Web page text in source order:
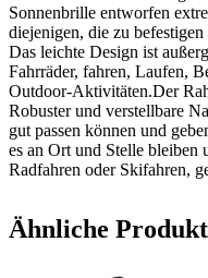
Sonnenbrille entworfen
diejenigen, die zu
Das leichte Design ist
Fahrräder, fahren, Laufen,
Outdoor-Aktivitäten.Der
Robuster und verstellbare
gut passen können und
es an Ort und Stelle bleiben
Radfahren oder Skifahren,
Ähnliche